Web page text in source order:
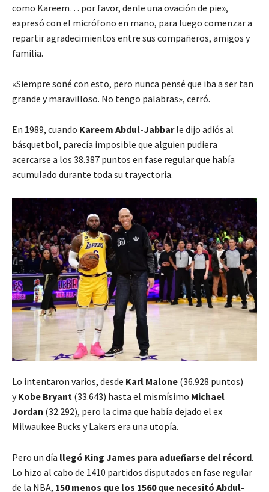
como Kareem… por favor, denle una ovación de pie»,
expresó con el micrófono en mano, para luego comenzar a
repartir agradecimientos entre sus compañeros, amigos y
familia.
«Siempre soñé con esto, pero nunca pensé que iba a ser tan
grande y maravilloso. No tengo palabras», cerró.
En 1989, cuando Kareem Abdul-Jabbarle dijo adiós al
básquetbol, parecía imposible que alguien pudiera
acercarse a los 38.387 puntos en fase regular que había
acumulado durante toda su trayectoria.
Lo intentaron varios, desde Karl Malone (36.928 puntos)
yKobe Bryant (33.643) hasta el mismísimo Michael
Jordan (32.292), pero la cima que había dejado el ex
Milwaukee Bucks y Lakers era una utopía.
Pero un día llegó King James para adueñarse del récord.
Lo hizo al cabo de 1410 partidos disputados en fase regular
de la NBA, 150 menos que los 1560 que necesitó Abdul-